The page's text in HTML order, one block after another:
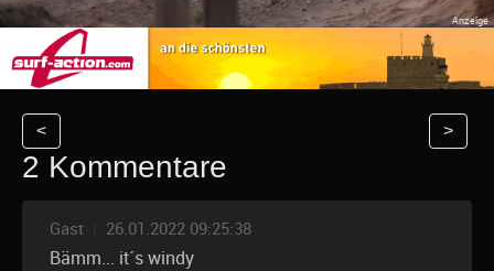
< >
2 Kommentare
Gast 26.01.2022 09:25:38
Bämm... it´s windy